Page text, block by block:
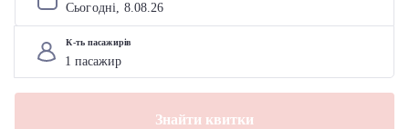
Сьогодні, 8.08.26
К-ть пасажирів
Знайти квитки